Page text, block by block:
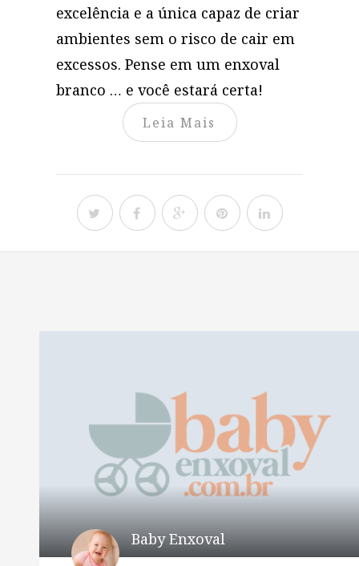
excelência e a única capaz de criar
ambientes sem o risco de cair em
excessos. Pense em um enxoval
branco … e você estará certa!
Leia Mais
Baby Enxoval